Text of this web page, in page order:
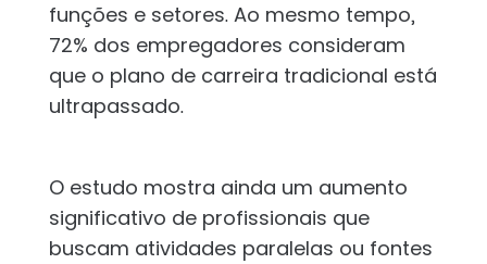
funções e setores. Ao mesmo tempo,
72% dos empregadores consideram
que o plano de carreira tradicional está
ultrapassado.
O estudo mostra ainda um aumento
significativo de profissionais que
buscam atividades paralelas ou fontes